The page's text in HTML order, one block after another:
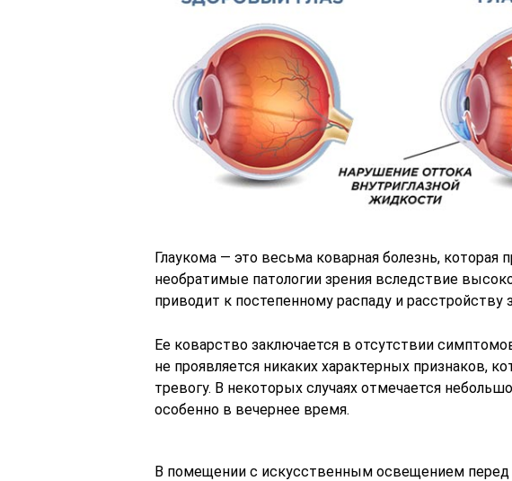
Глаукома — это весьма коварная болезнь, которая
необратимые патологии зрения вследствие
приводит к постепенному распаду и расстройству
Ее коварство заключается в отсутствии
не проявляется никаких характерных признаков,
тревогу. В некоторых случаях отмечается
особенно в вечернее время.
В помещении с искусственным освещением перед